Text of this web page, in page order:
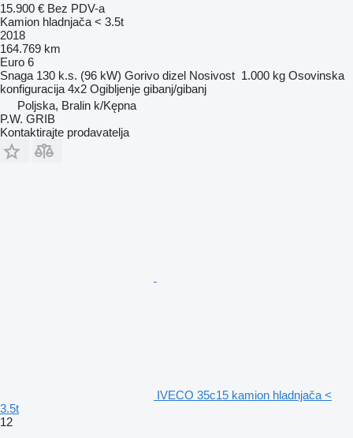
15.900 € Bez PDV-a
Kamion hladnjača < 3.5t
2018
164.769 km
Euro 6
Snaga 130 k.s. (96 kW) Gorivo dizel Nosivost 1.000 kg Osovinska
konfiguracija 4x2 Ogibljenje gibanj/gibanj
Poljska, Bralin k/Kępna
P.W. GRIB
Kontaktirajte prodavatelja
IVECO 35c15 kamion hladnjača <
3.5t
12